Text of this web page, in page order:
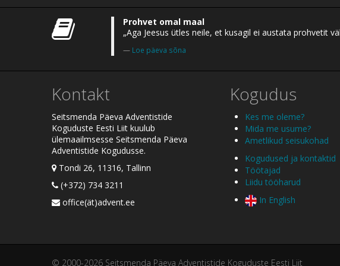
Prohvet omal maal
„Aga Jeesus ütles neile, et kusagil ei austata prohvetit
Loe päeva sõna
Kontakt
Seitsmenda Päeva Adventistide
Koguduste Eesti Liit kuulub
ülemaailmsesse Seitsmenda Päeva
Adventistide Kogudusse.
Tondi 26, 11316, Tallinn
(+372) 734 3211
office(ät)advent.ee
Kogudus
Kes me oleme?
Mida me usume?
Ametlikud seisukohad
Kogudused ja kontaktid
Töötajad
Liidu tööharud
In English
© 2000-2026 Seitsmenda Päeva Adventistide Koguduste Eesti Liit